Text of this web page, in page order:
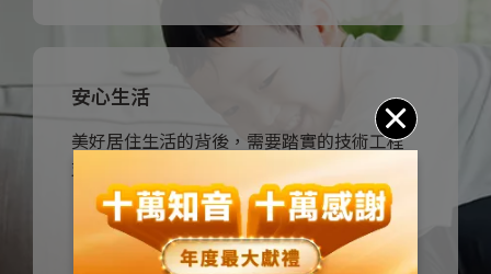
安心生活
美好居住生活的背後，需要踏實的技術工程
支持
我們創造不簡單的細節與講究，為您，創造最安心
的生活提案
深入了解